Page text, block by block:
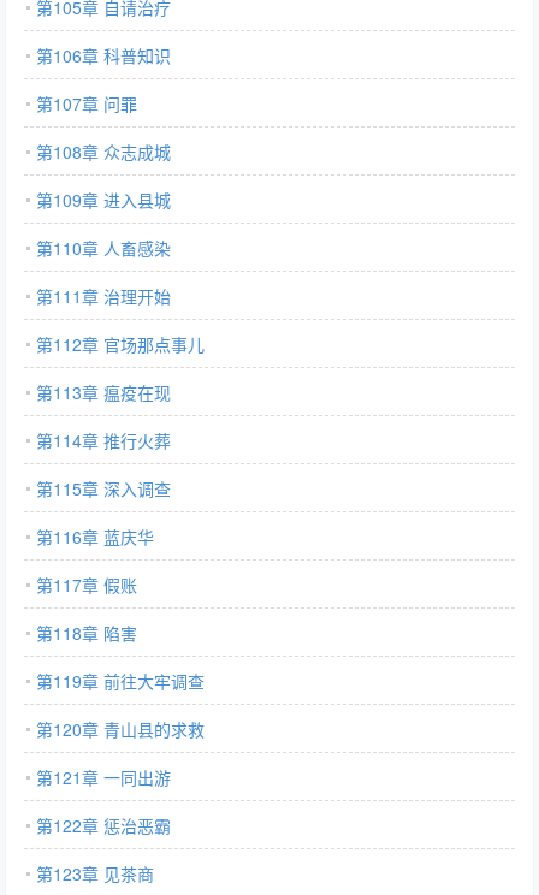
第105章 自请治疗
第106章 科普知识
第107章 问罪
第108章 众志成城
第109章 进入县城
第110章 人畜感染
第111章 治理开始
第112章 官场那点事儿
第113章 瘟疫在现
第114章 推行火葬
第115章 深入调查
第116章 蓝庆华
第117章 假账
第118章 陷害
第119章 前往大牢调查
第120章 青山县的求救
第121章 一同出游
第122章 惩治恶霸
第123章 见茶商